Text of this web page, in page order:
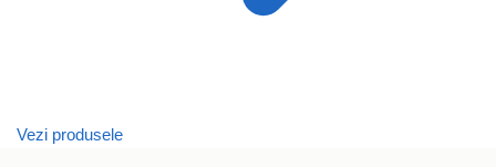
Vezi produsele